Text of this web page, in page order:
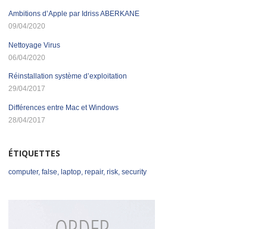
Ambitions d’Apple par Idriss ABERKANE
09/04/2020
Nettoyage Virus
06/04/2020
Réinstallation système d’exploitation
29/04/2017
Différences entre Mac et Windows
28/04/2017
ÉTIQUETTES
computer, false laptop repair, risk security